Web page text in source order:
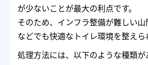
が少ないことが最大の利点です。
そのため、インフラ整備が難しい
などでも快適なトイレ環境を整えら
処理方法には、以下のような種類が